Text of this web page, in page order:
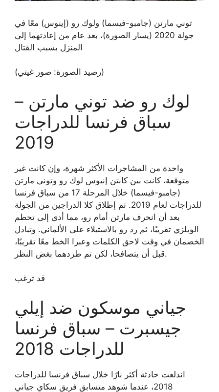
توني مارتن (جامبو-فيسما) ولوك رو (إينوس) معًا في
جولة 2020 (يسار الصورة)، بعد عام من إعادتهما إلى
المنزل بسبب القتال
(رصيد الصورة: صور غيتي)
لوك رو ضد توني مارتن –
سباق فرنسا للدراجات
2019
واحدة من المشاجرات الأكثر شهرة، وإن كانت غير
متوقعة، كانت بين كابتن إنيوس لوك رو وتوني مارتن
(جامبو-فيسما) خلال المرحلة 17 من سباق فرنسا
للدراجات لعام 2019. تم إطلاق كلا الدراجين من الجولة
بعد أن انحرف مارتن أمام رو، مما أدى إلى تحطم
الويلزي تقريبًا، ثم رد رو بالاستيلاء على الألماني. وتبادل
الخصمان في وقت لاحق الكلمات وعبرا الخط معًا تقريبًا،
قبل أن يتصافحا، لكن تم طردهما بغض النظر.
قد ترغب
جياني موسكون ضد إيلي
جيسبرت – سباق فرنسا
للدراجات 2018
اندلعت حادثة أكثر نارًا خلال سباق فرنسا للدراجات
2018، عندما شوهد متسابق فريق سكاي جياني